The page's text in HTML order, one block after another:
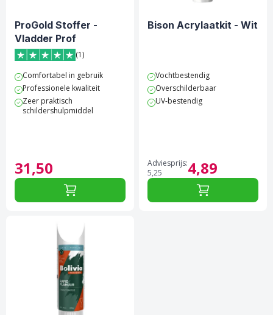
ProGold Stoffer -
Vladder Prof
(1)
Comfortabel in gebruik
Professionele kwaliteit
Zeer praktisch
schildershulpmiddel
31,50
Bison Acrylaatkit - Wit
Vochtbestendig
Overschilderbaar
UV-bestendig
4,89
Adviesprijs:
5,25